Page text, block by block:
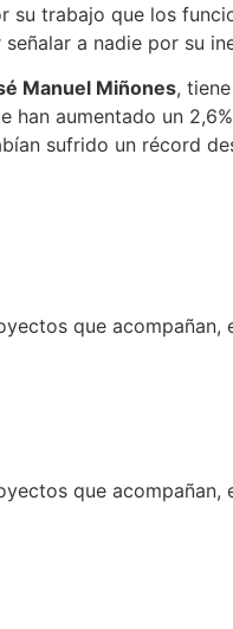
su trabajo que los
a nadie por su
Manuel Miñones,
han aumentado un
sufrido un récord
que
que